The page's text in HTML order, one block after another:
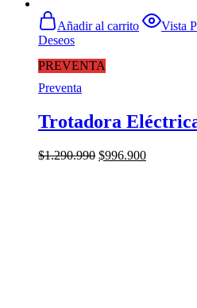
PREVENTA
Añadir al carrito Vista
Deseos
Preventa
Trotadora
$1.290.990 El
$996.900El